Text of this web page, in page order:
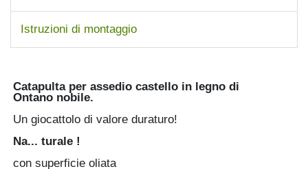
Istruzioni di montaggio
Catapulta per assedio castello in legno di
Ontano nobile.
Un giocattolo di valore duraturo!
Na... turale !
con superficie oliata